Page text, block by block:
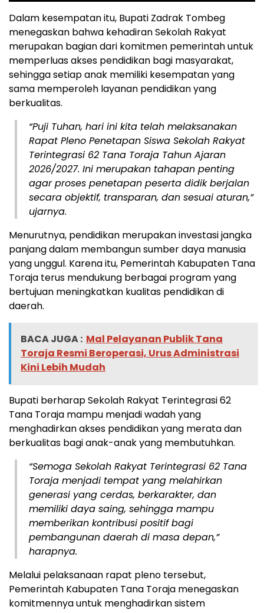
Dalam kesempatan itu, Bupati Zadrak Tombeg
menegaskan bahwa kehadiran Sekolah Rakyat
merupakan bagian dari komitmen pemerintah untuk
memperluas akses pendidikan bagi masyarakat,
sehingga setiap anak memiliki kesempatan yang
sama memperoleh layanan pendidikan yang
berkualitas.
“Puji Tuhan, hari ini kita telah melaksanakan
Rapat Pleno Penetapan Siswa Sekolah Rakyat
Terintegrasi 62 Tana Toraja Tahun Ajaran
2026/2027. Ini merupakan tahapan penting
agar proses penetapan peserta didik berjalan
secara objektif, transparan, dan sesuai aturan,”
ujarnya.
Menurutnya, pendidikan merupakan investasi jangka
panjang dalam membangun sumber daya manusia
yang unggul. Karena itu, Pemerintah Kabupaten Tana
Toraja terus mendukung berbagai program yang
bertujuan meningkatkan kualitas pendidikan di
daerah.
BACA JUGA : Mal Pelayanan Publik Tana
Toraja Resmi Beroperasi, Urus Administrasi
Kini Lebih Mudah
Bupati berharap Sekolah Rakyat Terintegrasi 62
Tana Toraja mampu menjadi wadah yang
menghadirkan akses pendidikan yang merata dan
berkualitas bagi anak-anak yang membutuhkan.
“Semoga Sekolah Rakyat Terintegrasi 62 Tana
Toraja menjadi tempat yang melahirkan
generasi yang cerdas, berkarakter, dan
memiliki daya saing, sehingga mampu
memberikan kontribusi positif bagi
pembangunan daerah di masa depan,”
harapnya.
Melalui pelaksanaan rapat pleno tersebut,
Pemerintah Kabupaten Tana Toraja menegaskan
komitmennya untuk menghadirkan sistem